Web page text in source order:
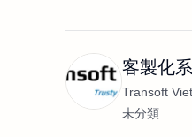
客製化
Transoft
未分類